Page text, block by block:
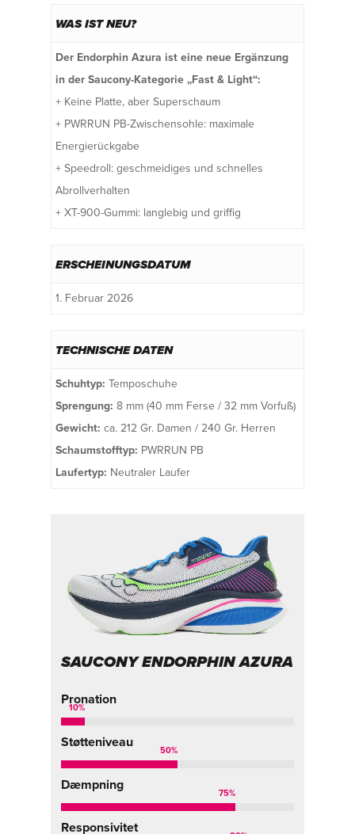
WAS IST NEU?
Der Endorphin Azura ist eine neue Ergänzung
in der Saucony-Kategorie „Fast & Light“:
+ Keine Platte, aber Superschaum
+ PWRRUN PB-Zwischensohle: maximale
Energierückgabe
+ Speedroll: geschmeidiges und schnelles
Abrollverhalten
+ XT-900-Gummi: langlebig und griffig
ERSCHEINUNGSDATUM
1. Februar 2026
TECHNISCHE DATEN
Schuhtyp: Temposchuhe
Sprengung: 8 mm (40 mm Ferse / 32 mm Vorfuß)
Gewicht: ca. 212 Gr. Damen / 240 Gr. Herren
Schaumstofftyp: PWRRUN PB
Laufertyp: Neutraler Laufer
SAUCONY ENDORPHIN AZURA
Pronation
10%
Støtteniveau
50%
Dæmpning
75%
Responsivitet